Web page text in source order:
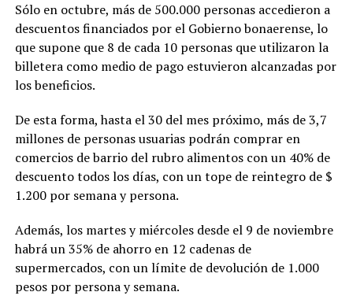
Sólo en octubre, más de 500.000 personas accedieron a
descuentos financiados por el Gobierno bonaerense, lo
que supone que 8 de cada 10 personas que utilizaron la
billetera como medio de pago estuvieron alcanzadas por
los beneficios.
De esta forma, hasta el 30 del mes próximo, más de 3,7
millones de personas usuarias podrán comprar en
comercios de barrio del rubro alimentos con un 40% de
descuento todos los días, con un tope de reintegro de $
1.200 por semana y persona.
Además, los martes y miércoles desde el 9 de noviembre
habrá un 35% de ahorro en 12 cadenas de
supermercados, con un límite de devolución de 1.000
pesos por persona y semana.